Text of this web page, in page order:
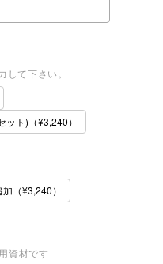
て下さい。
ット)（¥3,240）
（¥3,240）
資材です